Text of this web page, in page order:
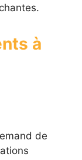
à
de